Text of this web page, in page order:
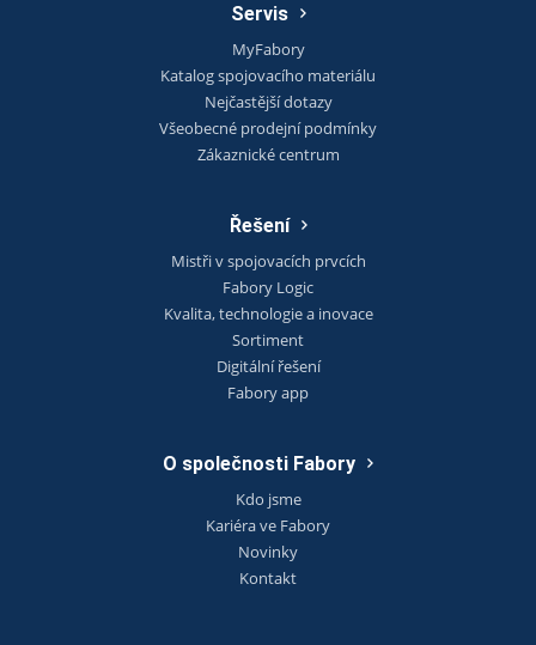
Servis
MyFabory
Katalog spojovacího materiálu
Nejčastější dotazy
Všeobecné prodejní podmínky
Zákaznické centrum
Řešení
Mistři v spojovacích prvcích
Fabory Logic
Kvalita, technologie a inovace
Sortiment
Digitální řešení
Fabory app
O společnosti Fabory
Kdo jsme
Kariéra ve Fabory
Novinky
Kontakt